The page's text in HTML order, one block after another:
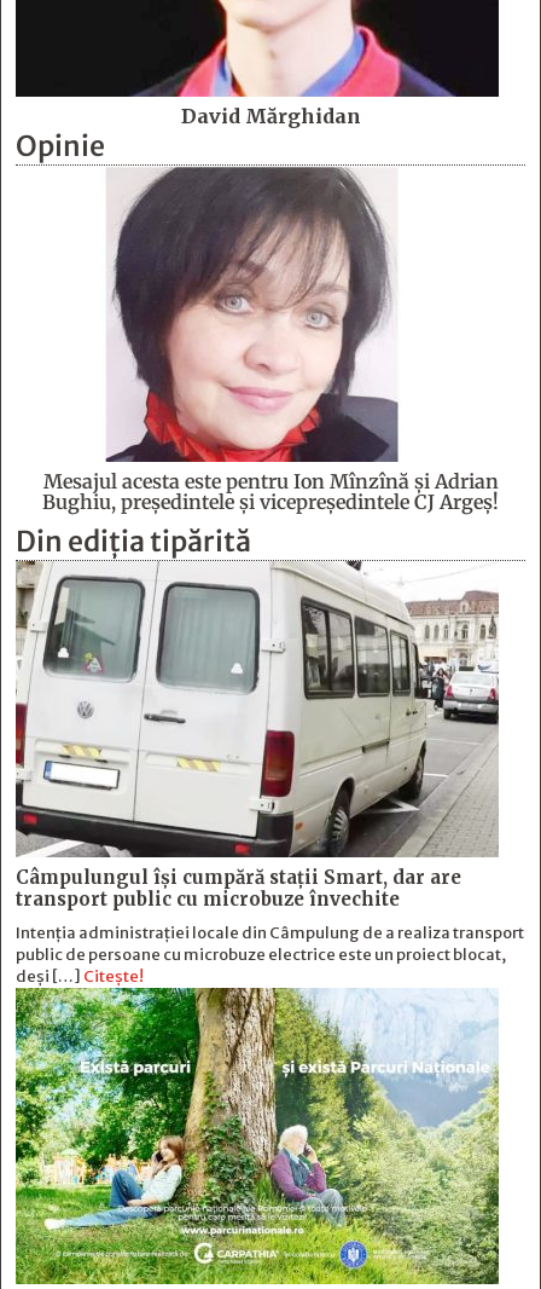
David Mărghidan
Opinie
Mesajul acesta este pentru Ion Mînzînă şi Adrian
Bughiu, preşedintele şi vicepreşedintele CJ Argeş!
Din ediția tipărită
Câmpulungul îşi cumpără staţii Smart, dar are
transport public cu microbuze învechite
Intenția administrației locale din Câmpulung de a realiza transport
public de persoane cu microbuze electrice este un proiect blocat,
deși […] Citește!